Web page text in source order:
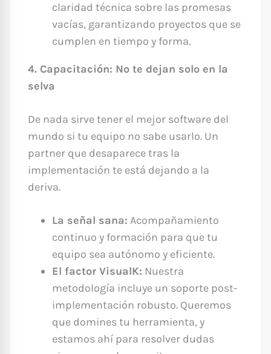
claridad técnica sobre las promesas
vacías, garantizando proyectos que se
cumplen en tiempo y forma.
4. Capacitación: No te dejan solo en la
selva
De nada sirve tener el mejor software del
mundo si tu equipo no sabe usarlo. Un
partner que desaparece tras la
implementación te está dejando a la
deriva.
La señal sana: Acompañamiento
continuo y formación para que tu
equipo sea autónomo y eficiente.
El factor VisualK: Nuestra
metodología incluye un soporte post-
implementación robusto. Queremos
que domines tu herramienta, y
estamos ahí para resolver dudas